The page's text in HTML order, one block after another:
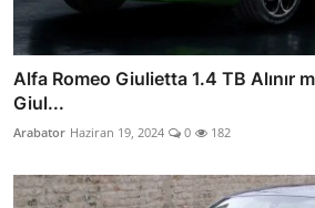
Alfa Romeo Giulietta 1.4 TB Alınır
Giul...
Arabator Haziran 19, 2024 0 182